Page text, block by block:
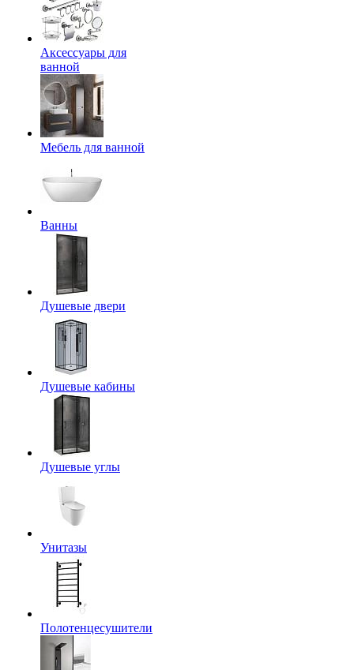
Аксессуары для
ванной
Мебель для ванной
Ванны
Душевые двери
Душевые кабины
Душевые углы
Унитазы
Полотенцесушители